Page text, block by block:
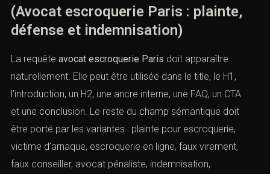
(Avocat escroquerie Paris : plainte,
défense et indemnisation)
La requête avocat escroquerie Paris doit apparaître
naturellement. Elle peut être utilisée dans le title, le H1,
l’introduction, un H2, une ancre interne, une FAQ, un CTA
et une conclusion. Le reste du champ sémantique doit
être porté par les variantes : plainte pour escroquerie,
victime d’arnaque, escroquerie en ligne, faux virement,
faux conseiller, avocat pénaliste, indemnisation,